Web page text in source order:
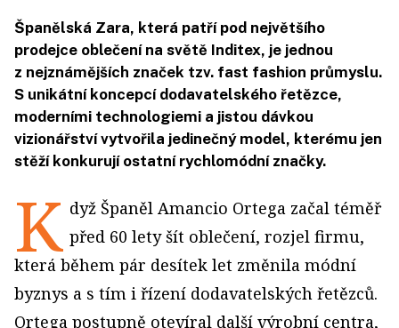
Španělská Zara, která patří pod největšího
prodejce oblečení na světě Inditex, je jednou
z nejznámějších značek tzv. fast fashion průmyslu.
S unikátní koncepcí dodavatelského řetězce,
moderními technologiemi a jistou dávkou
vizionářství vytvořila jedinečný model, kterému jen
stěží konkurují ostatní rychlomódní značky.
K dyž Španěl Amancio Ortega začal téměř
před 60 lety šít oblečení, rozjel firmu,
která během pár desítek let změnila módní
byznys a s tím i řízení dodavatelských řetězců.
Ortega postupně otevíral další výrobní centra,